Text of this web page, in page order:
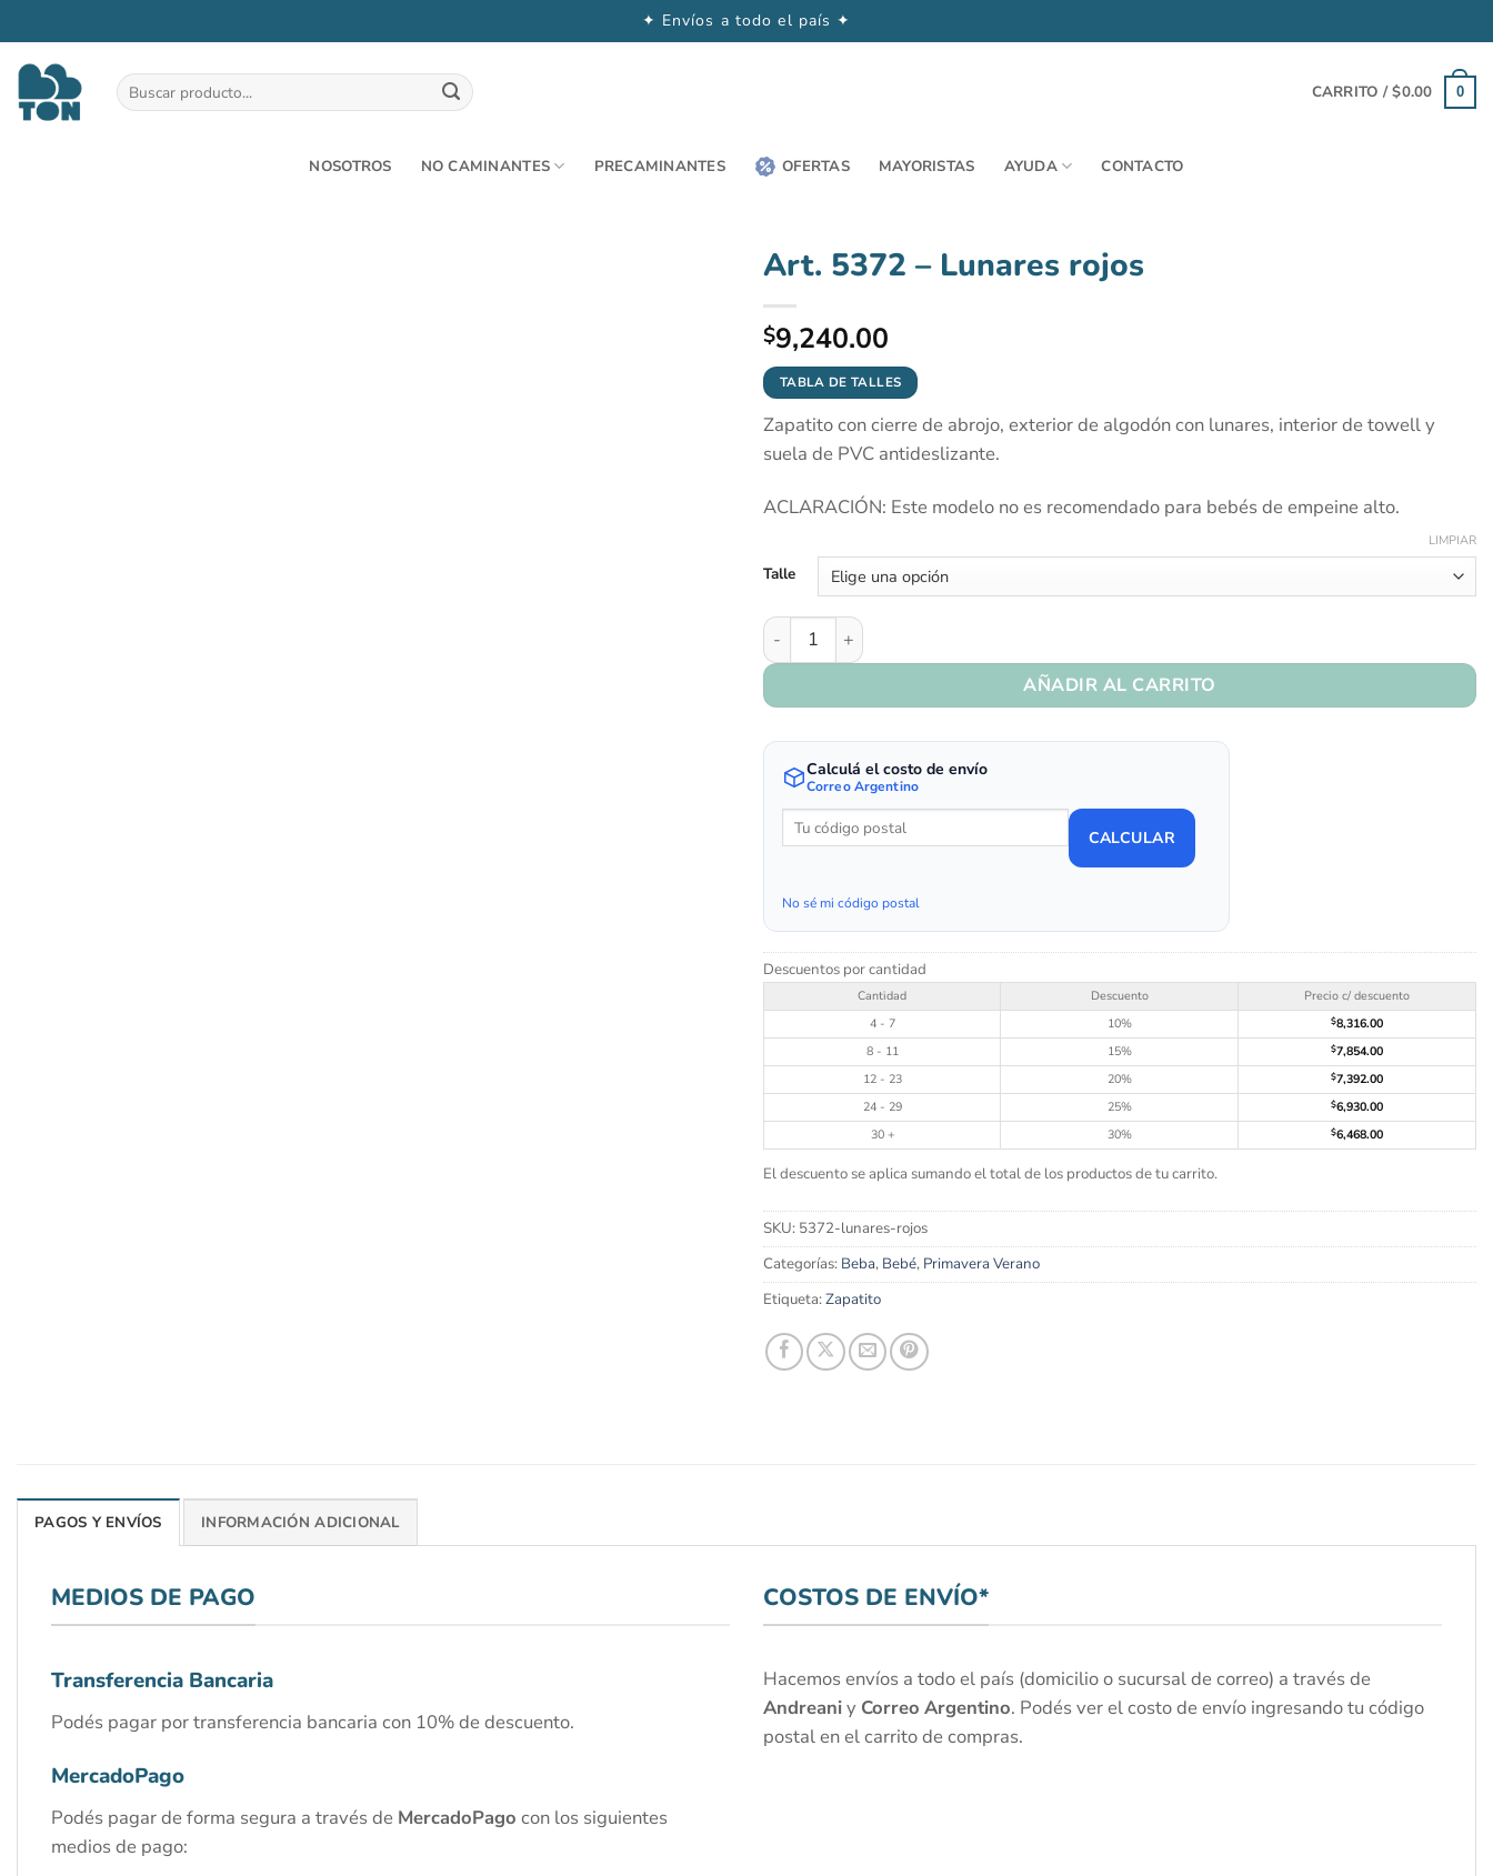
✦ Envíos a todo el país ✦
contenido
Buscar
por:
CARRITO /$0.00 0
NOSOTROS NO CAMINANTES PRECAMINANTES OFERTAS MAYORISTAS AYUDA CONTACTO
Art. 5372 – Lunares rojos
$9,240.00
TABLA DE TALLES
Zapatito con cierre de abrojo, exterior de algodón con lunares, interior de towell y
suela de PVC antideslizante.
ACLARACIÓN: Este modelo no es recomendado para bebés de empeine alto.
Talle
LIMPIAR
Art. 5372 - Lunares rojos cantidad
AÑADIR AL CARRITO
Calculá el costo de envío
Correo Argentino
CALCULAR
No sé mi código postal
Descuentos por cantidad
Cantidad Descuento
Precio c/ descuento
4 - 7
10% $8,316.00
8 - 11
15% $7,854.00
12 - 23
20% $7,392.00
24 - 29
25% $6,930.00
30 +
30% $6,468.00
El descuento se aplica sumando el total de los productos de tu carrito.
SKU: 5372-lunares-rojos
Categorías: Beba, Bebé, Primavera Verano
Etiqueta:Zapatito
PAGOS Y ENVÍOS INFORMACIÓN ADICIONAL
MEDIOS DE PAGO
Transferencia Bancaria
Podés pagar por transferencia bancaria con 10% de descuento.
MercadoPago
Podés pagar de forma segura a través de MercadoPago con los siguientes
medios de pago:
COSTOS DE ENVÍO*
Hacemos envíos a todo el país (domicilio o sucursal de correo) a través de
Andreaniy Correo Argentino. Podés ver el costo de envío ingresando tu código
postal en el carrito de compras.